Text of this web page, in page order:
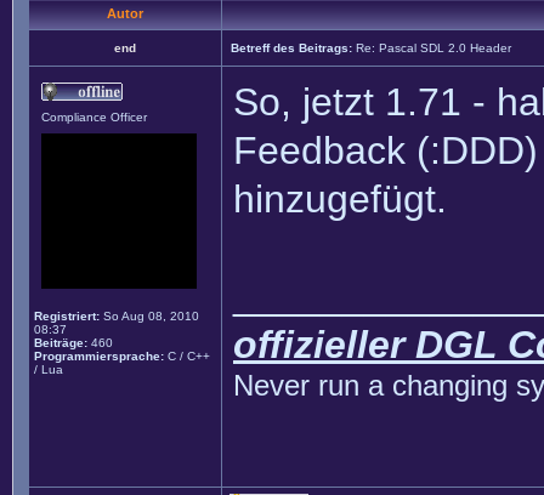
Autor
end Betreff des Beitrags: Re: Pascal SDL 2.0 Header
Compliance Officer
Registriert: So Aug 08, 2010
08:37
Beiträge: 460
Programmiersprache: C / C++
/ Lua
So, jetzt 1.71 -
Feedback
hinzugefügt.
offizieller DGL
Never run a changing